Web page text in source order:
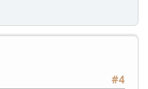
#4